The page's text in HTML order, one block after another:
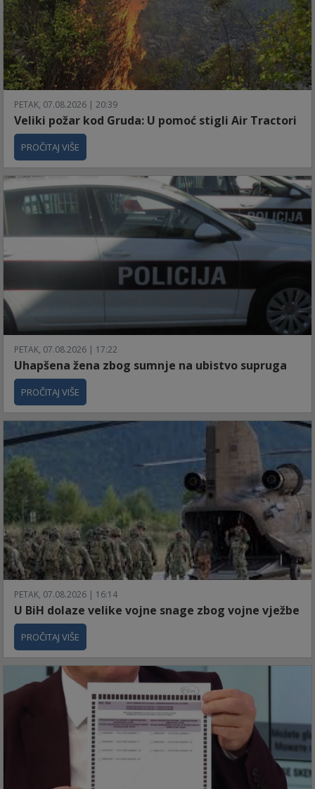
PETAK, 07.08.2026 | 20:39
Veliki požar kod Gruda: U pomoć stigli Air Tractori
PROČITAJ VIŠE
PETAK, 07.08.2026 | 17:22
Uhapšena žena zbog sumnje na ubistvo supruga
PROČITAJ VIŠE
PETAK, 07.08.2026 | 16:14
U BiH dolaze velike vojne snage zbog vojne vježbe
PROČITAJ VIŠE